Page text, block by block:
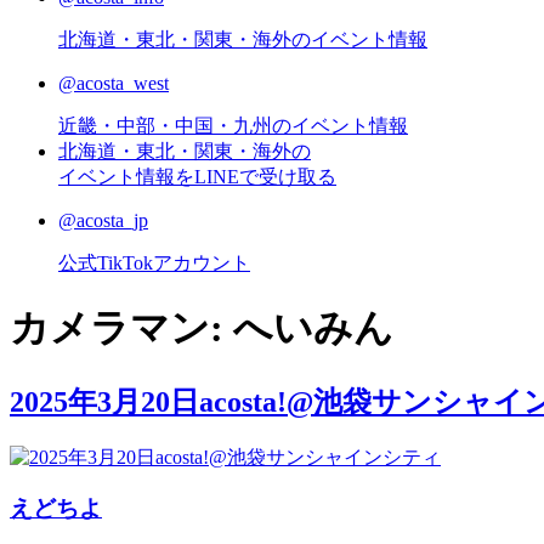
北海道・東北・関東・海外のイベント情報
@acosta_west
近畿・中部・中国・九州のイベント情報
北海道・東北・関東・海外の
イベント情報をLINEで受け取る
@acosta_jp
公式TikTokアカウント
カメラマン:へいみん
2025年3月20日acosta!@池袋サンシャイ
えどちよ